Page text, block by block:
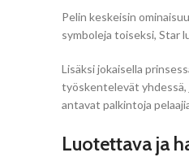
Pelin keskeisin
symboleja toiseksi, Star
Lisäksi jokaisella
työskentelevät yhdessä,
antavat palkintoja
Luotettava ja